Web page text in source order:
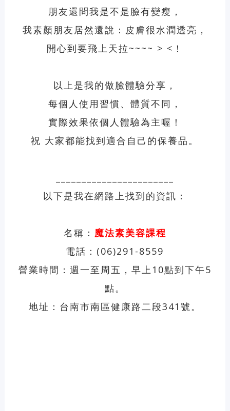
朋友還問我是不是臉有變瘦，
我素顏朋友居然還說：皮膚很水潤透亮，
開心到要飛上天拉~~~~ > <！
以上是我的做臉體驗分享，
每個人使用習慣、體質不同，
實際效果依個人體驗為主喔！
祝 大家都能找到適合自己的保養品。
以下是我在網路上找到的資訊：
名稱： 魔法素美容課程
電話：(06)291-8559
營業時間：週一至周五，早上10點到下午5
點。
地址：台南市南區健康路二段341號。